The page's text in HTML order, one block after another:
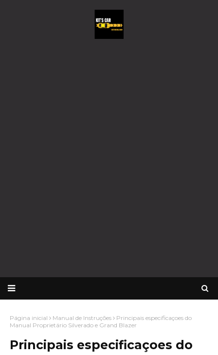
Página inicial Manual de Instruções
Principais especificaçoes do
Manual Proprietário Silverado e Grand Blazer
Principais especificaçoes do